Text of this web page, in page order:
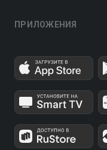
ПРИЛОЖЕНИЯ